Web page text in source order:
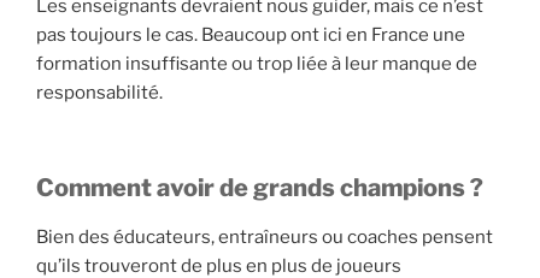
Les enseignants devraient nous guider, mais ce n’est
pas toujours le cas. Beaucoup ont ici en France une
formation insuffisante ou trop liée à leur manque de
responsabilité.
Comment avoir de grands champions ?
Bien des éducateurs, entraîneurs ou coaches pensent
qu’ils trouveront de plus en plus de joueurs